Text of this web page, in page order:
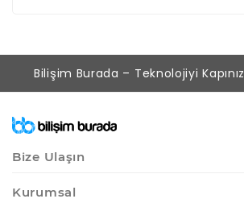
Bilişim Burada – Teknolojiyi
Bize Ulaşın
Kurumsal